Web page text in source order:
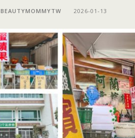
BEAUTYMOMMYTW 2026-01-13